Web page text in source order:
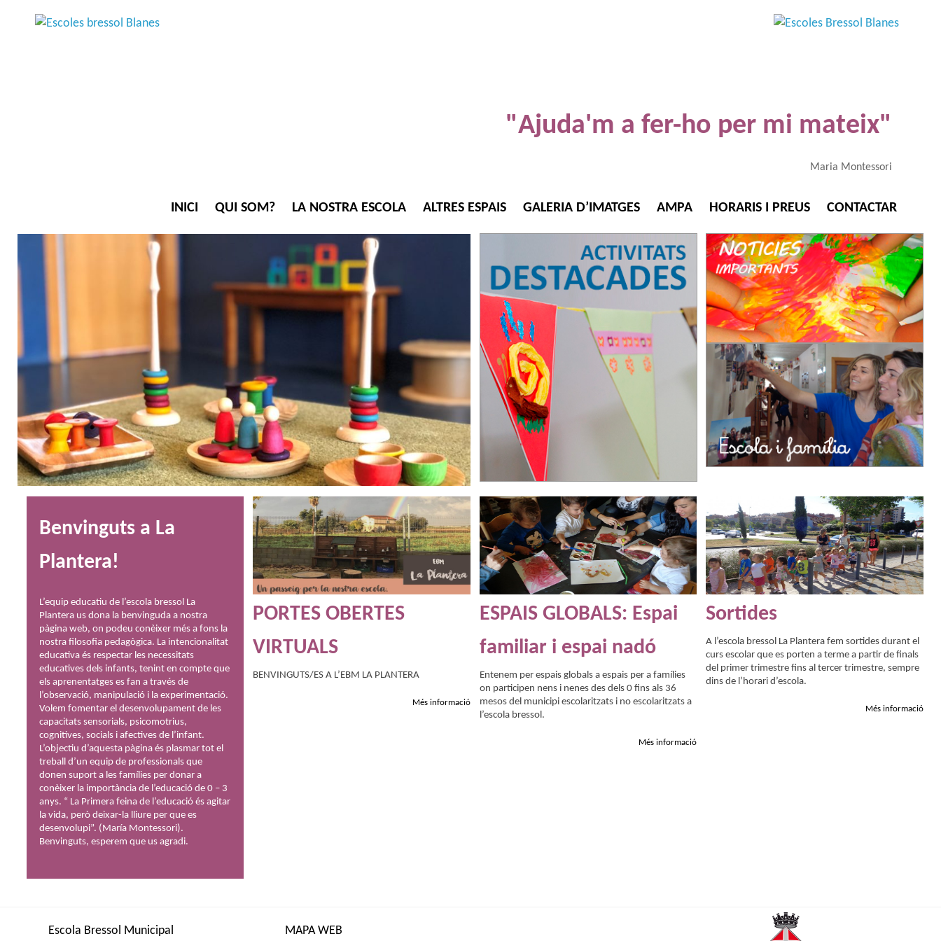
"Ajuda'm a fer-ho per mi mateix"
Maria Montessori
INICI QUI SOM? LA NOSTRA ESCOLA ALTRES ESPAIS GALERIA D’IMATGES AMPA HORARIS I PREUS CONTACTAR
Benvinguts a La
Plantera!
L’equip educatiu de l’escola bressol La
Plantera us dona la benvinguda a nostra
pàgina web, on podeu conèixer més a fons la
nostra filosofia pedagògica. La intencionalitat
educativa és respectar les necessitats
educatives dels infants, tenint en compte que
els aprenentatges es fan a través de
l’observació, manipulació i la experimentació.
Volem fomentar el desenvolupament de les
capacitats sensorials, psicomotrius,
cognitives, socials i afectives de l’infant.
L’objectiu d’aquesta pàgina és plasmar tot el
treball d’un equip de professionals que
donen suport a les famílies per donar a
conèixer la importància de l’educació de 0 – 3
anys. “ La Primera feina de l’educació és agitar
la vida, però deixar-la lliure per que es
desenvolupi”. (María Montessori).
Benvinguts, esperem que us agradi.
PORTES OBERTES
VIRTUALS
BENVINGUTS/ES A L’EBM LA PLANTERA
Més informació
ESPAIS GLOBALS: Espai
familiar i espai nadó
Entenem per espais globals a espais per a famílies
on participen nens i nenes des dels 0 fins als 36
mesos del municipi escolaritzats i no escolaritzats a
l’escola bressol.
Més informació
Sortides
A l’escola bressol La Plantera fem sortides durant el
curs escolar que es porten a terme a partir de finals
del primer trimestre fins al tercer trimestre, sempre
dins de l’horari d’escola.
Més informació
Escola Bressol Municipal MAPA WEB